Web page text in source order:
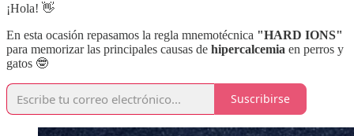
¡Hola! 👋
En esta ocasión repasamos la regla mnemotécnica "HARD IONS"
para memorizar las principales causas de hipercalcemia en perros y
gatos 🤓
Suscribirse